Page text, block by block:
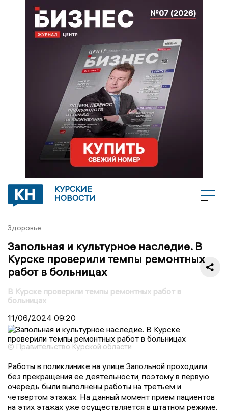
КУРСКИЕ
НОВОСТИ
Здоровье
Запольная и культурное наследие. В
Курске проверили темпы ремонтных
работ в больницах
В Курске проверили темпы ремонтных работ в
больницах
11/06/2024 09:20
© Правительство Курской области
Работы в поликлинике на улице Запольной проходили
без прекращения ее деятельности, поэтому в первую
очередь были выполнены работы на третьем и
четвертом этажах. На данный момент прием пациентов
на этих этажах уже осуществляется в штатном режиме.